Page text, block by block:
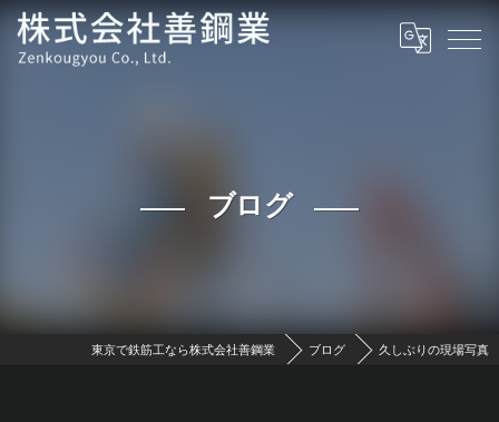
ブログ
東京で鉄筋工なら株式会社善鋼業 ブログ 久しぶりの現場写真